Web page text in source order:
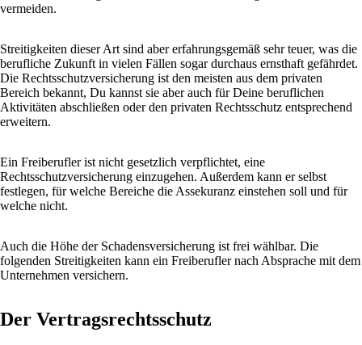
vermeiden.
Streitigkeiten dieser Art sind aber erfahrungsgemäß sehr teuer, was die
berufliche Zukunft in vielen Fällen sogar durchaus ernsthaft gefährdet.
Die Rechtsschutzversicherung ist den meisten aus dem privaten
Bereich bekannt, Du kannst sie aber auch für Deine beruflichen
Aktivitäten abschließen oder den privaten Rechtsschutz entsprechend
erweitern.
Ein Freiberufler ist nicht gesetzlich verpflichtet, eine
Rechtsschutzversicherung einzugehen. Außerdem kann er selbst
festlegen, für welche Bereiche die Assekuranz einstehen soll und für
welche nicht.
Auch die Höhe der Schadensversicherung ist frei wählbar. Die
folgenden Streitigkeiten kann ein Freiberufler nach Absprache mit dem
Unternehmen versichern.
Der Vertragsrechtsschutz